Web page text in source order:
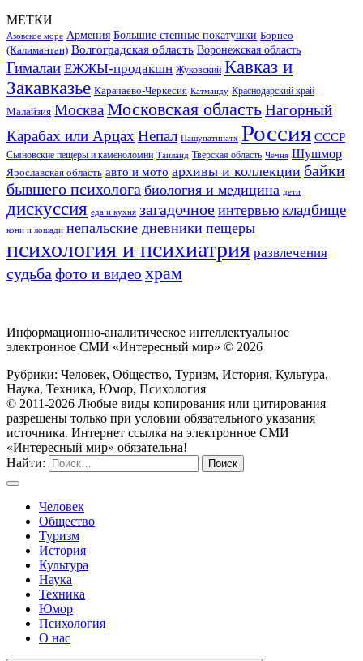
МЕТКИ
Азовское море Армения Большие степные покатушки Борнео
(Калимантан) Волгоградская область Воронежская область
Гималаи ЕЖЖЫ-продакшн Жуковский Кавказ и
Закавказье Карачаево-Черкесия Катманду Краснодарский край
Малайзия МоскваМосковская областьНагорный
Карабах или Арцах Непал Пашупатинатх Россия СССР
Сьяновские пещеры и каменоломни Таиланд Тверская область Чечня Шушмор
Ярославская область авто и мото архивы и коллекции байки
бывшего психолога биология и медицина дети
дискуссия еда и кухня загадочное интервью кладбище
кони и лошади непальские дневники пещеры
психология и психиатрия развлечения
судьба фото и видео храм
Информационно-аналитическое интеллектуальное
электронное СМИ «Интересный мир» © 2026
Рубрики: Человек, Общество, Туризм, История, Культура,
Наука, Техника, Юмор, Психология
© 2011-2026 Любые виды копирования или цитирования
разрешены только при условии обязательного указания
источника. Интернет ссылка на электронное СМИ
«Интересный мир» обязательна!
Найти:
Человек
Общество
Туризм
История
Культура
Наука
Техника
Юмор
Психология
О нас